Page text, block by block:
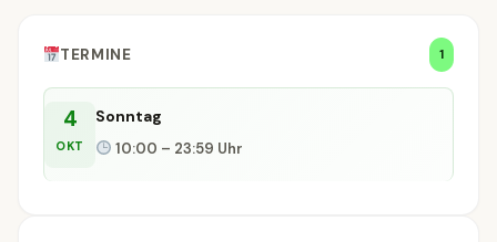
TERMINE 1
4
OKT
Sonntag
10:00 – 23:59 Uhr